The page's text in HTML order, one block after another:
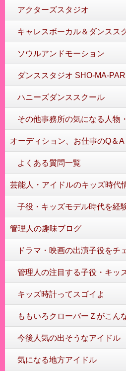
アクターズスタジオ
キャレスボーカル＆ダンスス
ソウルアンドモーション
ダンススタジオ SHO-MA-
ハニーズダンススクール
その他事務所の気になる人物
オーディション、お仕事のQ＆A
よくある質問一覧
芸能人・アイドルのキッズ時代
子役・キッズモデル時代を経
管理人の趣味ブログ
ドラマ・映画の出演子役をチ
管理人の注目する子役・キッ
キッズ時計ってスゴイよ
ももいろクローバーＺがこん
今後人気の出そうなアイドル
気になる地方アイドル